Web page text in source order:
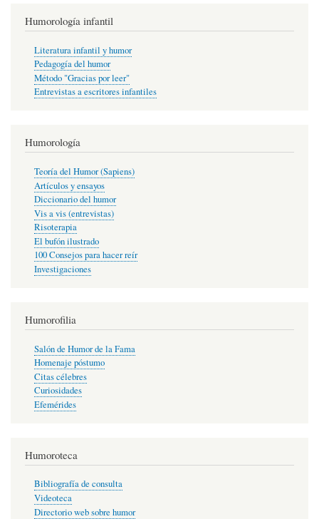
Humorología infantil
Literatura infantil y humor
Pedagogía del humor
Método "Gracias por leer"
Entrevistas a escritores infantiles
Humorología
Teoría del Humor (Sapiens)
Artículos y ensayos
Diccionario del humor
Vis a vis (entrevistas)
Risoterapia
El bufón ilustrado
100 Consejos para hacer reír
Investigaciones
Humorofilia
Salón de Humor de la Fama
Homenaje póstumo
Citas célebres
Curiosidades
Efemérides
Humoroteca
Bibliografía de consulta
Videoteca
Directorio web sobre humor